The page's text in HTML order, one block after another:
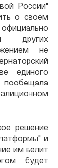
России"
о своем
других
не
единого
пообещала
решение
и
им велит
будет